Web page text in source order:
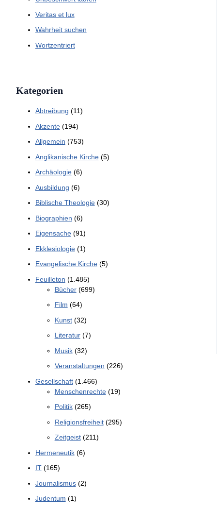
Veritas et lux
Wahrheit suchen
Wortzentriert
Kategorien
Abtreibung (11)
Akzente(194)
Allgemein (753)
Anglikanische Kirche(5)
Archäologie(6)
Ausbildung (6)
Biblische Theologie(30)
Biographien (6)
Eigensache(91)
Ekklesiologie(1)
Evangelische Kirche(5)
Feuilleton (1.485)
Bücher(699)
Film (64)
Kunst(32)
Literatur(7)
Musik(32)
Veranstaltungen (226)
Gesellschaft(1.466)
Menschenrechte(19)
Politik(265)
Religionsfreiheit(295)
Zeitgeist(211)
Hermeneutik(6)
IT(165)
Journalismus(2)
Judentum (1)